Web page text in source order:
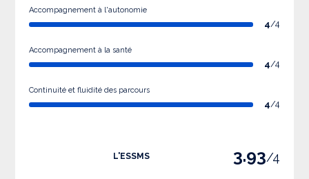
Accompagnement à l'autonomie
4/4
Accompagnement à la santé
4/4
Continuité et fluidité des parcours
4/4
L'ESSMS 3.93/4